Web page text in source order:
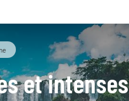
et intenses